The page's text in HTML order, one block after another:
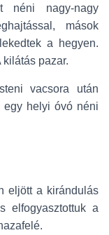
néni nagy-nagy
mások
a hegyen.
kilátás pazar.
vacsora után
egy helyi óvó néni
eljött a kirándulás
elfogyasztottuk a